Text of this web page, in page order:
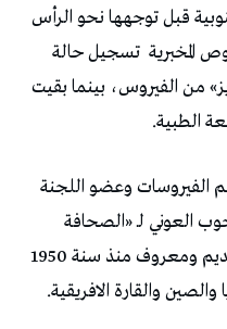
قبل توجهها نحو الرأس
المخبرية تسجيل حالة
من الفيروس، بينما بقيت
الطبية.
الفيروسات وعضو اللجنة
العوني لـ «الصحافة
ومعروف منذ سنة 1950
والصين والقارة الافريقية.